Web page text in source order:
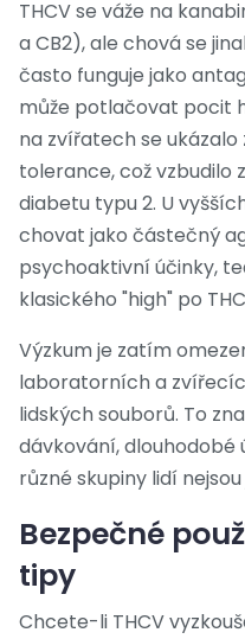
THCV se váže na
a CB2), ale chová se
často funguje jako
může potlačovat pocit
na zvířatech se
tolerance, což vzbudilo
diabetu typu 2. U
chovat jako částečný
psychoaktivní účinky,
klasického "high" po
Výzkum je zatím
laboratorních a
lidských souborů. To
dávkování,
různé skupiny lidí
Bezpečné
tipy
Chcete-li THCV